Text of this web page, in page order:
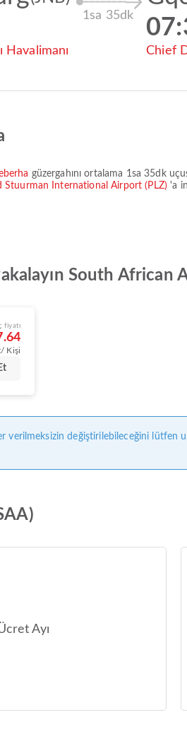
Havalimanı
1sa 35dk
Chief
güzergahını ortalama 1sa 35dk
Stuurman International Airport (PLZ) 'a
South African
fiyatı
Kişi
verilmeksizin değiştirilebileceğini lütfen
Ayı